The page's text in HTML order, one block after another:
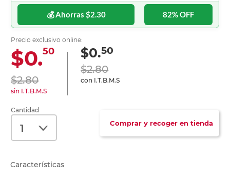
💰 Ahorras $2.30 82% OFF
Precio exclusivo online:
$0.50
$2.80
sin I.T.B.M.S
$0.50
$2.80
con I.T.B.M.S
Cantidad
Comprar y recoger en tienda
Características